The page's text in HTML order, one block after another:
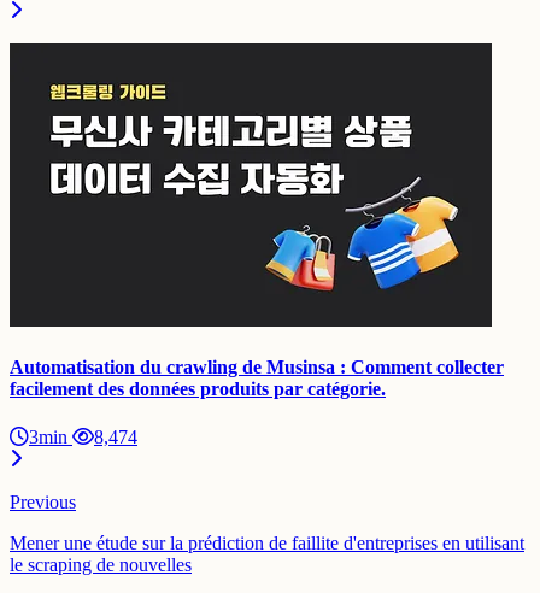
Automatisation du crawling de Musinsa : Comment collecter
facilement des données produits par catégorie.
3min 8,474
Previous
Mener une étude sur la prédiction de faillite d'entreprises en utilisant
le scraping de nouvelles